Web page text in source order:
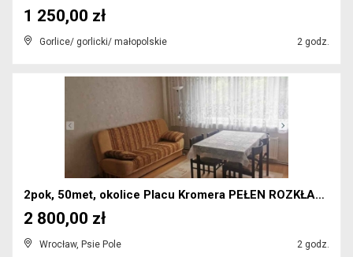
Gorlice/ gorlicki/ małopolskie 2 godz.
1 250,00 zł
2pok, 50met, okolice Placu Kromera PEŁEN ROZKŁAD (...
Wrocław, Psie Pole 2 godz.
2 800,00 zł